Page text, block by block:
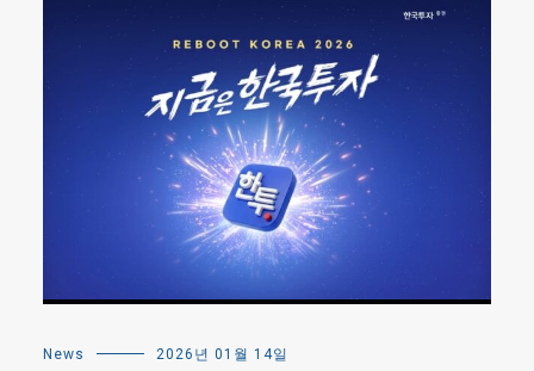
News 2026년 01월 14일